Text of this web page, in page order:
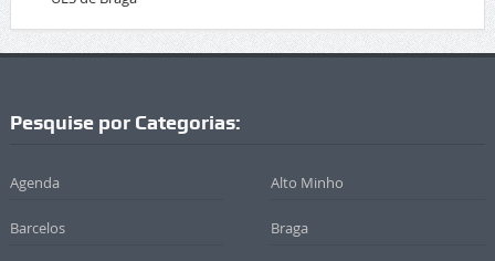
Pesquise por Categorias:
Agenda Alto Minho
Barcelos Braga